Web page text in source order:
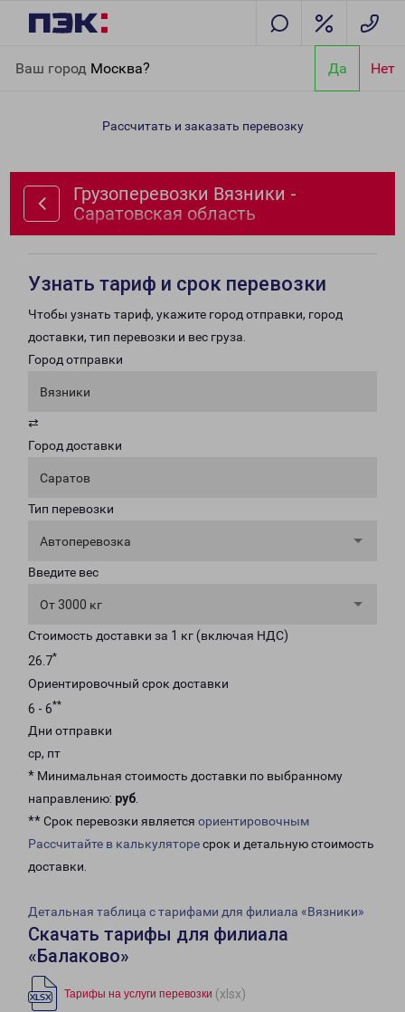
Ваш город Москва? Да Нет
Саратовская область
Рассчитать и заказать перевозку
Грузоперевозки Вязники -
Саратовская область
Узнать тариф и срок перевозки
Чтобы узнать тариф, укажите город отправки, город
доставки, тип перевозки и вес груза.
Город отправки
Вязники
⇄
Город доставки
Саратов
Тип перевозки
Автоперевозка
Введите вес
От 3000 кг
Стоимость доставки за 1 кг (включая НДС)
26.7*
Ориентировочный срок доставки
6 - 6**
Дни отправки
ср, пт
* Минимальная стоимость доставки по выбранному
направлению: руб.
** Срок перевозки является ориентировочным
Рассчитайте в калькуляторесрок и детальную стоимость
доставки.
Детальная таблица с тарифами для филиала «Вязники»
Скачать тарифы для филиала
«Балаково»
Тарифы на услуги перевозки (xlsx)